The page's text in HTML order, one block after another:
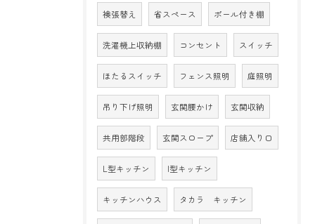
襖張替え 省スペース ポール付き棚
洗濯機上収納棚 コンセント スイッチ
ほたるスイッチ フェンス照明 庭照明
吊り下げ照明 玄関腰かけ 玄関収納
共用部階段 玄関スロープ 店舗入り口
L型キッチン I型キッチン
キッチンハウス タカラ キッチン